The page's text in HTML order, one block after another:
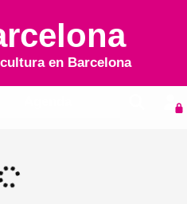
en Barcelona